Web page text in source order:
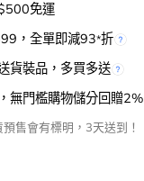
免運
，全單即減93*折
貨裝品，多買多送
無門檻購物儲分回贈2%
售會有標明，3天送到！